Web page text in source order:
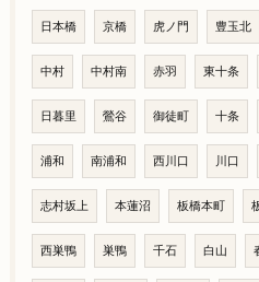
日本橋 京橋 虎ノ門 豊玉北
中村 中村南 赤羽 東十条
日暮里 鶯谷 御徒町 十条
浦和 南浦和 西川口 川口
志村坂上 本蓮沼 板橋本町
西巣鴨 巣鴨 千石 白山